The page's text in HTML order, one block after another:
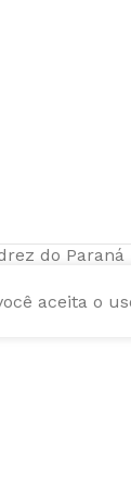
do Paraná
aceita o